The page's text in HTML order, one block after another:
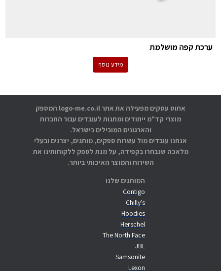
ערכת קפה מושלמת
מידע נוסף
המותגים שלנו
Contigo
Chilly's
Hoodies
Herschel
The North Face
JBL
Samsonite
Lexon
אתוס עסקים מפעילה את אתר logo-me.co.il המספק
מוצרי קד"מ ייחודים ומתנות לעובדים עבור החברות
והארגונים המובילים בישראל.
אנחנו עובדים מול עשרות ספקים, מותגים, יצרנים ובעלי
מלאכה שנבחרו בקפידה, על מנת לספק ללקוחותינו את
השירות והמוצר האיכותי ביותר.